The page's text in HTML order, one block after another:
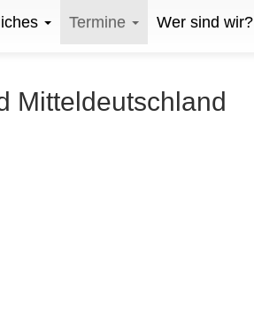
Termine Wer sind wir?
Mitteldeutschland